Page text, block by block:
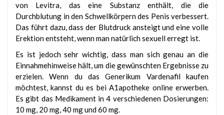
von Levitra, das eine Substanz enthält, die die
Durchblutung in den Schwellkörpern des Penis verbessert.
Das führt dazu, dass der Blutdruck ansteigt und eine volle
Erektion entsteht, wenn man natürlich sexuell erregt ist.
Es ist jedoch sehr wichtig, dass man sich genau an die
Einnahmehinweise hält, um die gewünschten Ergebnisse zu
erzielen. Wenn du das Generikum Vardenafil kaufen
möchtest, kannst du es bei A1apotheke online erwerben.
Es gibt das Medikament in 4 verschiedenen Dosierungen:
10 mg, 20 mg, 40 mg und 60 mg.